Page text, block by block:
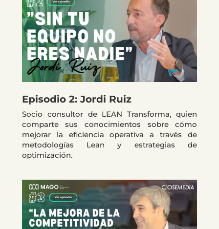
Episodio 2: Jordi Ruiz
Socio consultor de LEAN Transforma, quien
comparte sus conocimientos sobre cómo
mejorar la eficiencia operativa a través de
metodologías Lean y estrategias de
optimización.